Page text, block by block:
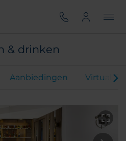
& drinken
Aanbiedingen Virtual